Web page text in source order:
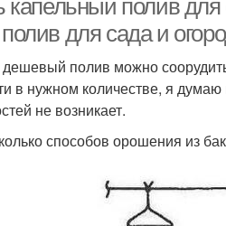
капельный полив
для сада и
полив можно
в нужном количестве, я
не возникает.
способов орошения из